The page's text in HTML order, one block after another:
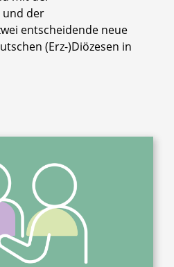
der
entscheidende neue
(Erz-)Diözesen in